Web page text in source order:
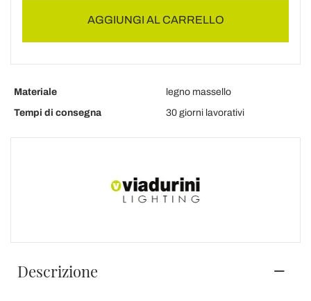
AGGIUNGI AL CARRELLO
Materiale
legno massello
Tempi di consegna
30 giorni lavorativi
Descrizione